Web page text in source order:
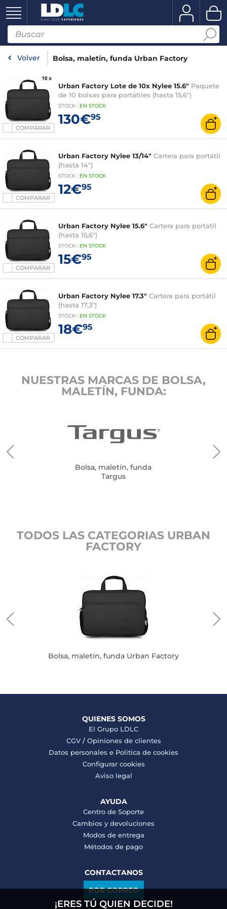
Volver Bolsa, maletín, funda Urban Factory
COMPARAR
Urban Factory Lote de 10x Nylee 15.6" Paquete
de 10 bolsas para portátiles (hasta 15,6")
STOCK : EN STOCK
130€95
COMPARAR
Urban Factory Nylee 13/14" Cartera para portátil
(hasta 14")
STOCK : EN STOCK
12€95
COMPARAR
Urban Factory Nylee 15.6" Cartera para portátil
(hasta 15,6")
STOCK : EN STOCK
15€95
COMPARAR
Urban Factory Nylee 17.3" Cartera para portátil
(hasta 17,3")
STOCK : EN STOCK
18€95
NUESTRAS MARCAS DE BOLSA,
MALETÍN, FUNDA:
Bolsa, maletín, funda
Targus
TODOS LAS CATEGORIAS URBAN
FACTORY
Bolsa, maletín, funda Urban Factory
QUIENES SOMOS
El Grupo LDLC
CGV/ Opiniones de clientes
Datos personales e Politica de cookies
Configurar cookies
Aviso legal
AYUDA
Centro de Soporte
Cambios y devoluciones
Modos de entrega
Métodos de pago
CONTACTANOS
POR CORREO
¡ERES TÚ QUIEN DECIDE!